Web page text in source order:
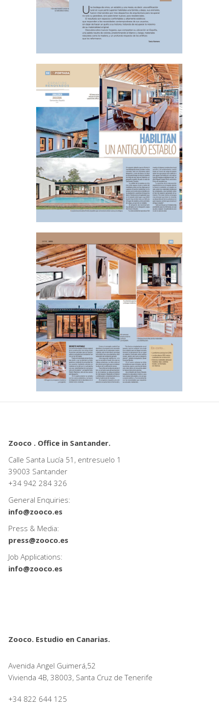
Zooco . Office in Santander.
Calle Santa Lucía 51, entresuelo 1
39003 Santander
+34 942 284 326
General Enquiries:
info@zooco.es
Press & Media:
press@zooco.es
Job Applications:
info@zooco.es
Zooco. Estudio en Canarias.
Avenida Angel Guimerá,52
Vivienda 4B, 38003, Santa Cruz de Tenerife
+34 822 644 125